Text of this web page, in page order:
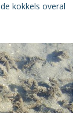
kokkels overal